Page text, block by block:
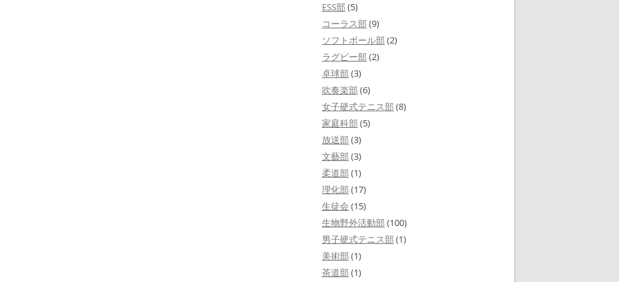
ESS部 (5)
コーラス部 (9)
ソフトボール部 (2)
ラグビー部 (2)
卓球部 (3)
吹奏楽部 (6)
女子硬式テニス部 (8)
家庭科部 (5)
放送部 (3)
文藝部 (3)
柔道部 (1)
理化部 (17)
生徒会 (15)
生物野外活動部 (100)
男子硬式テニス部 (1)
美術部 (1)
茶道部 (1)